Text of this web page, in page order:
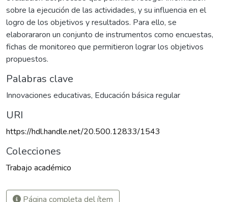
sobre la ejecución de las actividades, y su influencia en el
logro de los objetivos y resultados. Para ello, se
elaborararon un conjunto de instrumentos como encuestas,
fichas de monitoreo que permitieron lograr los objetivos
propuestos.
Palabras clave
Innovaciones educativas, Educación básica regular
URI
https://hdl.handle.net/20.500.12833/1543
Colecciones
Trabajo académico
Página completa del ítem